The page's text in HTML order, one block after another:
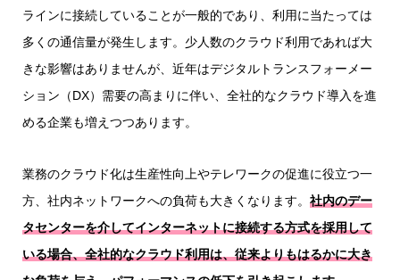
ラインに接続していることが一般的であり、利用に当たっては
多くの通信量が発生します。少人数のクラウド利用であれば大
きな影響はありませんが、近年はデジタルトランスフォーメー
ション（DX）需要の高まりに伴い、全社的なクラウド導入を進
める企業も増えつつあります。
業務のクラウド化は生産性向上やテレワークの促進に役立つ一
方、社内ネットワークへの負荷も大きくなります。 社内のデー
タセンターを介してインターネットに接続する方式を採用して
いる場合、全社的なクラウド利用は、従来よりもはるかに大き